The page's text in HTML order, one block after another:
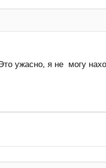
ужасно, я не могу